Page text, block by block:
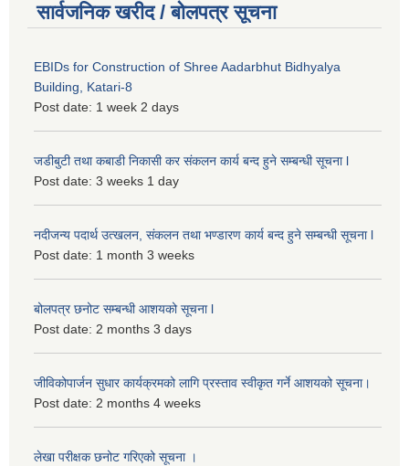
सार्वजनिक खरीद / बोलपत्र सूचना
EBIDs for Construction of Shree Aadarbhut Bidhyalya
Building, Katari-8
Post date: 1 week 2 days
जडीबुटी तथा कबाडी निकासी कर संकलन कार्य बन्द हुने सम्बन्धी सूचना l
Post date: 3 weeks 1 day
नदीजन्य पदार्थ उत्खलन, संकलन तथा भण्डारण कार्य बन्द हुने सम्बन्धी सूचना l
Post date: 1 month 3 weeks
बोलपत्र छनोट सम्बन्धी आशयको सूचना l
Post date: 2 months 3 days
जीविकोपार्जन सुधार कार्यक्रमको लागि प्रस्ताव स्वीकृत गर्ने आशयको सूचना।
Post date: 2 months 4 weeks
लेखा परीक्षक छनोट गरिएको सूचना ।